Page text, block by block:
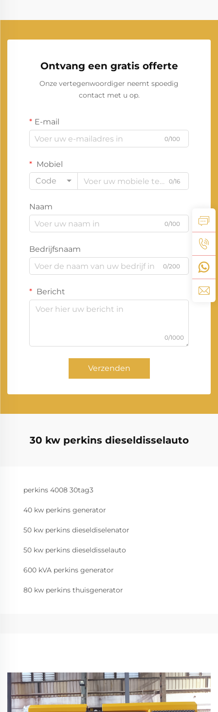
Ontvang een gratis offerte
Onze vertegenwoordiger neemt spoedig
contact met u op.
E-mail
0/100
Mobiel
Code
0/16
Naam
0/100
Bedrijfsnaam
0/200
Bericht
0/1000
Verzenden
30 kw perkins dieseldisselauto
perkins 4008 30tag3
40 kw perkins generator
50 kw perkins dieseldiselenator
50 kw perkins dieseldisselauto
600 kVA perkins generator
80 kw perkins thuisgenerator